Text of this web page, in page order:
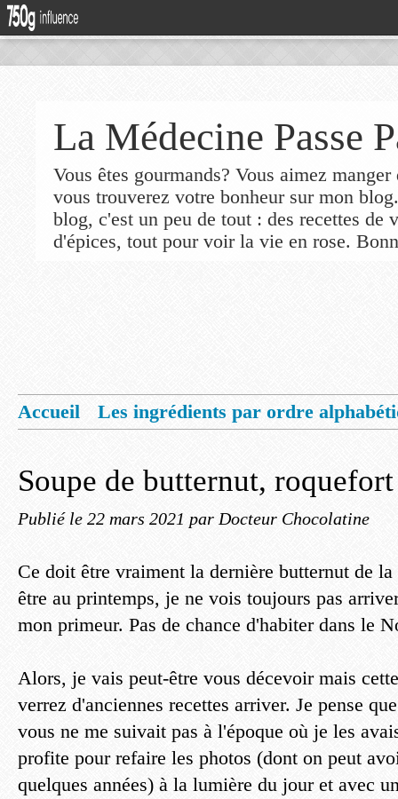
La Médecine Passe
Vous êtes gourmands? Vous aimez
vous trouverez votre bonheur sur mon
blog, c'est un peu de tout : des recettes de
d'épices, tout pour voir la vie en rose.
Accueil
Les ingrédients par ordre
Soupe de butternut,
Publié le 22 mars 2021 par Docteur Chocolatine
Ce doit être vraiment la dernière butternut de la
être au printemps, je ne vois toujours pas
mon primeur. Pas de chance d'habiter dans le
Alors, je vais peut-être vous décevoir mais
verrez d'anciennes recettes arriver. Je pense
vous ne me suivait pas à l'époque où je les
profite pour refaire les photos (dont on peut
quelques années) à la lumière du jour et avec